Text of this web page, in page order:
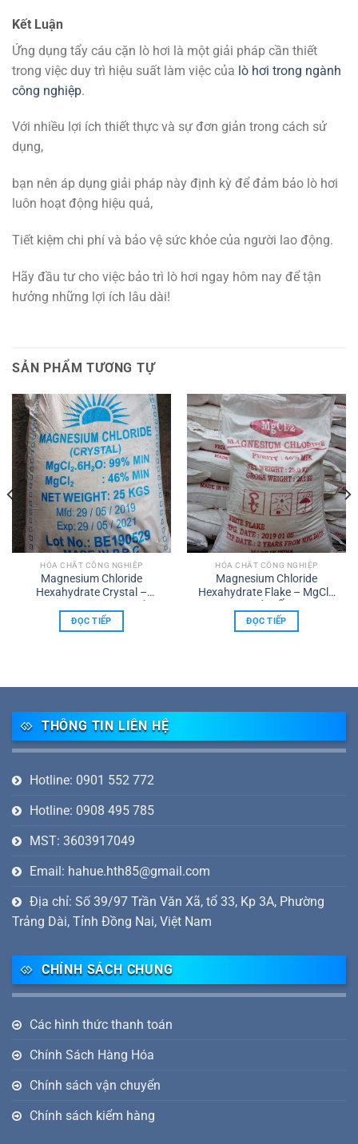
Kết Luận
Ứng dụng tẩy cáu cặn lò hơi là một giải pháp cần thiết
trong việc duy trì hiệu suất làm việc của lò hơi trong ngành
công nghiệp.
Với nhiều lợi ích thiết thực và sự đơn giản trong cách sử
dụng,
bạn nên áp dụng giải pháp này định kỳ để đảm bảo lò hơi
luôn hoạt động hiệu quả,
Tiết kiệm chi phí và bảo vệ sức khỏe của người lao động.
Hãy đầu tư cho việc bảo trì lò hơi ngay hôm nay để tận
hưởng những lợi ích lâu dài!
SẢN PHẨM TƯƠNG TỰ
HÓA CHẤT CÔNG NGHIỆP
Magnesium Chloride
Hexahydrate Crystal –
ĐỌC TIẾP
HÓA CHẤT CÔNG NGHIỆP
Magnesium Chloride
Hexahydrate Flake – MgCl2
ĐỌC TIẾP
THÔNG TIN LIÊN HỆ
Hotline: 0901 552 772
Hotline: 0908 495 785
MST: 3603917049
Email: hahue.hth85@gmail.com
Địa chỉ: Số 39/97 Trần Văn Xã, tổ 33, Kp 3A, Phường
Trảng Dài, Tỉnh Đồng Nai, Việt Nam
CHÍNH SÁCH CHUNG
Các hình thức thanh toán
Chính Sách Hàng Hóa
Chính sách vận chuyển
Chính sách kiểm hàng